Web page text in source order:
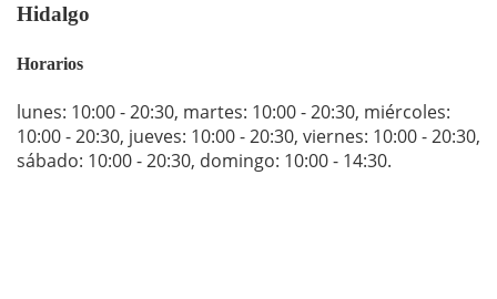
Hidalgo
Horarios
lunes: 10:00 - 20:30, martes: 10:00 - 20:30, miércoles:
10:00 - 20:30, jueves: 10:00 - 20:30, viernes: 10:00 - 20:30,
sábado: 10:00 - 20:30, domingo: 10:00 - 14:30.